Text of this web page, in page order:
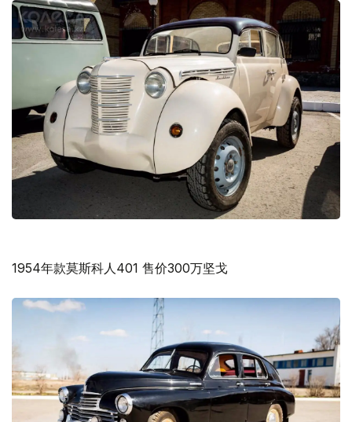
1954年款莫斯科人401 售价300万坚戈